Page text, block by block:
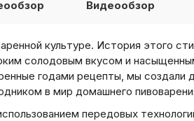
Видеообзор
культуре. История этого
солодовым вкусом и
годами рецепты, мы создали
в мир домашнего
передовых